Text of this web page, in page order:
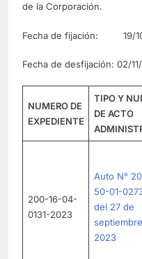
de la Corporación.
Fecha de fijación: 19/
Fecha de desfijación: 02/
NUMERO DE
EXPEDIENTE
TIPO Y
DE ACTO
200-16-04-
0131-2023
Auto N°
50-01-
del 27 de
2023